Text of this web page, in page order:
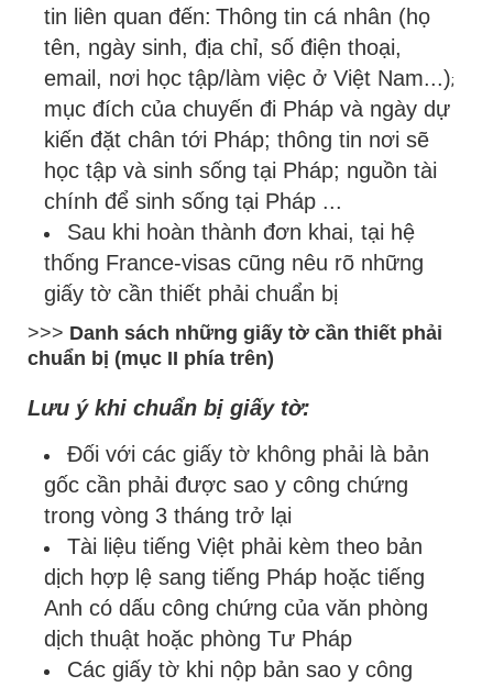
tin liên quan đến: Thông tin cá nhân (họ
tên, ngày sinh, địa chỉ, số điện thoại,
email, nơi học tập/làm việc ở Việt Nam...);
mục đích của chuyến đi Pháp và ngày dự
kiến đặt chân tới Pháp; thông tin nơi sẽ
học tập và sinh sống tại Pháp; nguồn tài
chính để sinh sống tại Pháp ...
Sau khi hoàn thành đơn khai, tại hệ
thống France-visas cũng nêu rõ những
giấy tờ cần thiết phải chuẩn bị
>>> Danh sách những giấy tờ cần thiết phải
chuẩn bị (mục II phía trên)
Lưu ý khi chuẩn bị giấy tờ:
Đối với các giấy tờ không phải là bản
gốc cần phải được sao y công chứng
trong vòng 3 tháng trở lại
Tài liệu tiếng Việt phải kèm theo bản
dịch hợp lệ sang tiếng Pháp hoặc tiếng
Anh có dấu công chứng của văn phòng
dịch thuật hoặc phòng Tư Pháp
Các giấy tờ khi nộp bản sao y công